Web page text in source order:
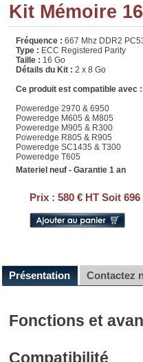
Kit Mémoire
Fréquence : 667 Mhz DDR2
Type : ECC Registered Parity
Taille : 16 Go
Détails du Kit : 2 x 8 Go
Ce produit est compatible avec :
Poweredge 2970 & 6950
Poweredge M605 & M805
Poweredge M905 & R300
Poweredge R805 & R905
Poweredge SC1435 & T300
Poweredge T605
Materiel neuf - Garantie 1 an
Prix : 580 € HT Soit 696
Présentation Contactez
Fonctions et
Compatibilité